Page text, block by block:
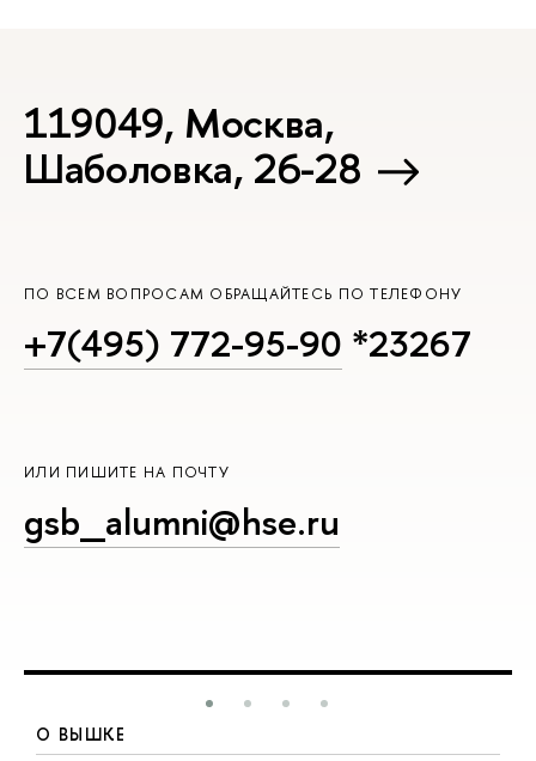
119049, Москва,
Шаболовка, 26-28
ПО ВСЕМ ВОПРОСАМ ОБРАЩАЙТЕСЬ ПО ТЕЛЕФОНУ
+7(495) 772-95-90 *23267
ИЛИ ПИШИТЕ НА ПОЧТУ
gsb_alumni@hse.ru
О ВЫШКЕ